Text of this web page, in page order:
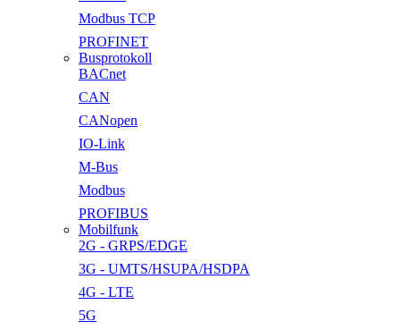
Modbus TCP
PROFINET
Busprotokoll
BACnet
CAN
CANopen
IO-Link
M-Bus
Modbus
PROFIBUS
Mobilfunk
2G - GRPS/EDGE
3G - UMTS/HSUPA/HSDPA
4G - LTE
5G